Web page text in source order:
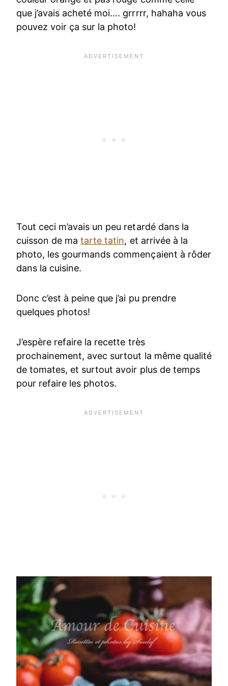
que j’avais acheté moi…. grrrrr, hahaha vous
pouvez voir ça sur la photo!
Tout ceci m’avais un peu retardé dans la
cuisson de matarte tatin, et arrivée à la
photo, les gourmands commençaient à rôder
dans la cuisine.
Donc c’est à peine que j’ai pu prendre
quelques photos!
J’espère refaire la recette très
prochainement, avec surtout la même qualité
de tomates, et surtout avoir plus de temps
pour refaire les photos.